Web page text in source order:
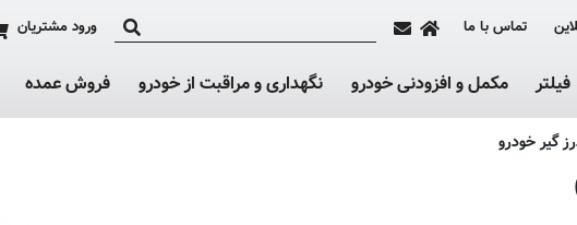
تماس با ما ورود مشتریان
فیلتر مکمل و افزودنی خودرو نگهداری و مراقبت از خودرو فروش عمده
گیر خودرو